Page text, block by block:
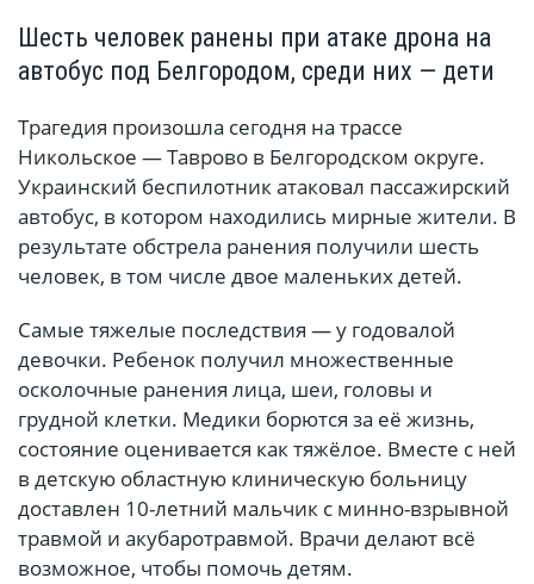
Шесть человек ранены при атаке дрона на
автобус под Белгородом, среди них — дети
Трагедия произошла сегодня на трассе
Никольское — Таврово в Белгородском округе.
Украинский беспилотник атаковал пассажирский
автобус, в котором находились мирные жители. В
результате обстрела ранения получили шесть
человек, в том числе двое маленьких детей.
Самые тяжелые последствия — у годовалой
девочки. Ребенок получил множественные
осколочные ранения лица, шеи, головы и
грудной клетки. Медики борются за её жизнь,
состояние оценивается как тяжёлое. Вместе с ней
в детскую областную клиническую больницу
доставлен 10-летний мальчик с минно-взрывной
травмой и акубаротравмой. Врачи делают всё
возможное, чтобы помочь детям.